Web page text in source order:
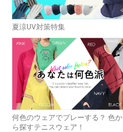
夏涼UV対策特集
何色のウェアでプレーする？ 色か
ら探すテニスウェア！